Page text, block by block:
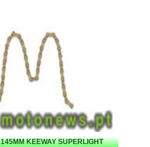
KEEWAY SUPERLIGHT